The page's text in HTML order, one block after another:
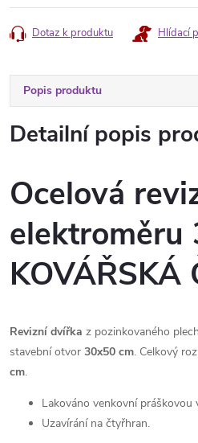
Dotaz k produktu Hlídací
Popis produktu
Detailní popis
Ocelová
elektroměru
KOVÁŘSKÁ
Revizní dvířka z pozinkovaného
stavební otvor 30x50 cm. Celkový
cm.
Lakováno venkovní práškovou
Uzavírání na čtyřhran.